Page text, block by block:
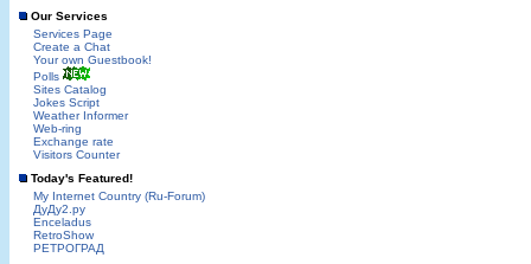
Our Services
Services Page
Create a Chat
Your own Guestbook!
Polls
Sites Catalog
Jokes Script
Weather Informer
Web-ring
Exchange rate
Visitors Counter
Today's Featured!
My Internet Country (Ru-Forum)
ДуДу2.ру
Enceladus
RetroShow
РЕТРОГРАД